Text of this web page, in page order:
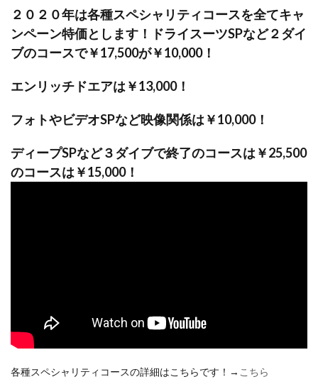
２０２０年は各種スペシャリティコースを全てキャ
ンペーン特価とします！ドライスーツSPなど２ダイ
ブのコースで￥17,500が￥10,000！
エンリッチドエアは￥13,000！
フォトやビデオSPなど映像関係は￥10,000！
ディープSPなど３ダイブで終了のコースは￥25,500
のコースは￥15,000！
各種スペシャリティコースの詳細はこちらです！→ こちら